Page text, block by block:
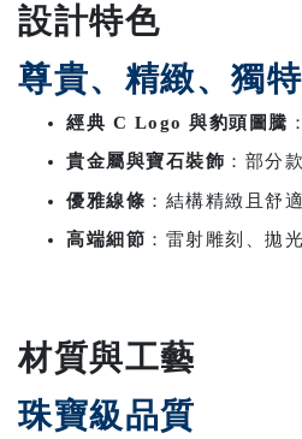
設計特色
尊貴、精緻、獨特
經典 C Logo 與豹頭圖騰
貴金屬與寶石裝飾 ：部分
優雅線條 ：結構精緻且舒
高端細節 ：雷射雕刻、拋
材質與工藝
珠寶級品質